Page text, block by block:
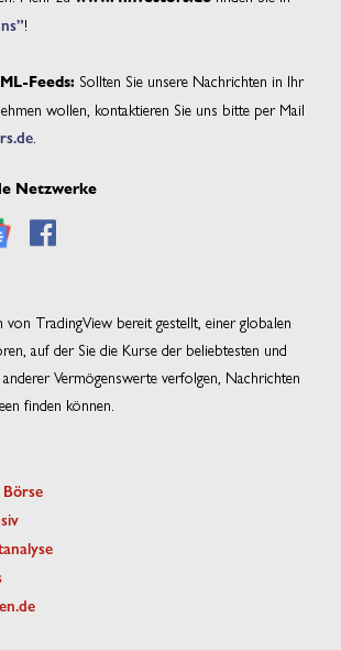
!
Feeds: Sollten Sie unsere Nachrichten in Ihr
wollen, kontaktieren Sie uns bitte per Mail
.
Netzwerke
TradingView bereit gestellt, einer globalen
auf der Sie die Kurse der beliebtesten und
Vermögenswerte verfolgen, Nachrichten
finden können.